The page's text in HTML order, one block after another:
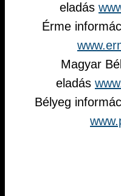
eladás
Érme
Magyar
eladás
Bélyeg